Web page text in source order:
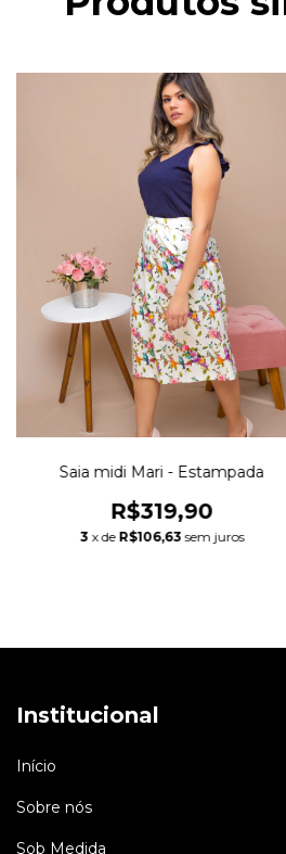
Saia midi Mari - Estampada
R$319,90
3 x de R$106,63 sem juros
Institucional
Início
Sobre nós
Sob Medida